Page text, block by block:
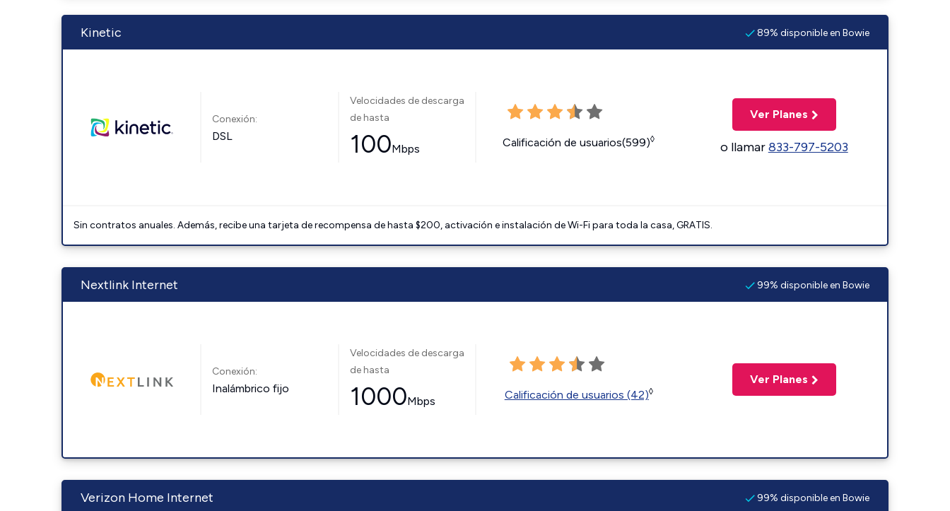
Kinetic 89% disponible en Bowie
Conexión:
DSL
Velocidades de descarga
de hasta
100Mbps Calificación de usuarios(599)◊
Ver Planes
o llamar833-797-5203
Sin contratos anuales. Además, recibe una tarjeta de recompensa de hasta $200, activación e instalación de Wi-Fi para toda la casa, GRATIS.
Nextlink Internet 99% disponible en Bowie
Conexión:
Inalámbrico fijo
Velocidades de descarga
de hasta
1000Mbps Calificación de usuarios (42)◊
Ver Planes
Verizon Home Internet 99% disponible en Bowie